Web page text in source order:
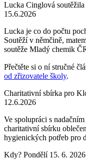
Lucka Cinglová
15.6.2026
Lucka je co do počtu
Soutěží v němčině,
soutěže Mladý chemik
Přečtěte si o ní stručné
od zřizovatele školy.
Charitativní sbírka pro
12.6.2026
Ve spolupráci s
charitativní sbírku
hygienických potřeb pro
Kdy? Pondělí 15. 6.